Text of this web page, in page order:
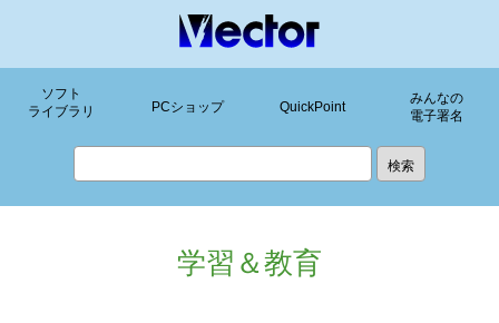
ソフト
ライブラリ
PCショップ QuickPoint
みんなの
電子署名
学習＆教育